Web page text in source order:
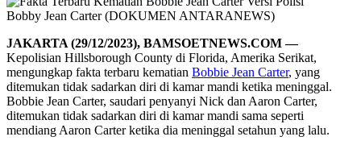
Bobby Jean Carter (DOKUMEN ANTARANEWS)
JAKARTA (29/12/2023), BAMSOETNEWS.COM —
Kepolisian Hillsborough County di Florida, Amerika Serikat,
mengungkap fakta terbaru kematian Bobbie Jean Carter, yang
ditemukan tidak sadarkan diri di kamar mandi ketika meninggal.
Bobbie Jean Carter, saudari penyanyi Nick dan Aaron Carter,
ditemukan tidak sadarkan diri di kamar mandi sama seperti
mendiang Aaron Carter ketika dia meninggal setahun yang lalu.